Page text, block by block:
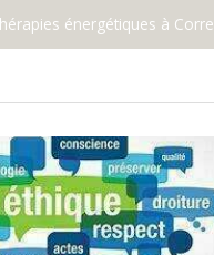
énergétiques à Corre